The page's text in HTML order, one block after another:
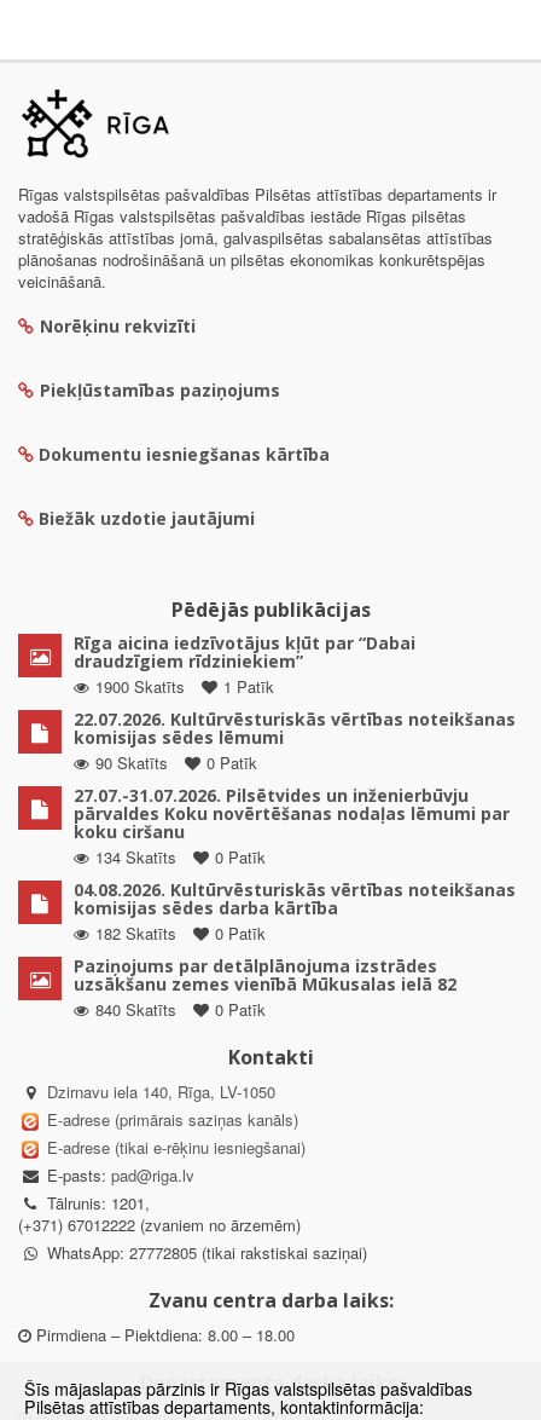
Rīgas valstspilsētas pašvaldības Pilsētas attīstības departaments ir
vadošā Rīgas valstspilsētas pašvaldības iestāde Rīgas pilsētas
stratēģiskās attīstības jomā, galvaspilsētas sabalansētas attīstības
plānošanas nodrošināšanā un pilsētas ekonomikas konkurētspējas
veicināšanā.
Norēķinu rekvizīti
Piekļūstamības paziņojums
Dokumentu iesniegšanas kārtība
Biežāk uzdotie jautājumi
Pēdējās publikācijas
Rīga aicina iedzīvotājus kļūt par “Dabai
draudzīgiem rīdziniekiem”
1900 Skatīts
1 Patīk
22.07.2026. Kultūrvēsturiskās vērtības noteikšanas
komisijas sēdes lēmumi
90 Skatīts
0 Patīk
27.07.-31.07.2026. Pilsētvides un inženierbūvju
pārvaldes Koku novērtēšanas nodaļas lēmumi par
koku ciršanu
134 Skatīts
0 Patīk
04.08.2026. Kultūrvēsturiskās vērtības noteikšanas
komisijas sēdes darba kārtība
182 Skatīts
0 Patīk
Paziņojums par detālplānojuma izstrādes
uzsākšanu zemes vienībā Mūkusalas ielā 82
840 Skatīts
0 Patīk
Kontakti
Dzirnavu iela 140, Rīga, LV-1050
E-adrese (primārais saziņas kanāls)
E-adrese (tikai e-rēķinu iesniegšanai)
E-pasts: pad@riga.lv
Tālrunis: 1201,
(+371) 67012222 (zvaniem no ārzemēm)
WhatsApp: 27772805 (tikai rakstiskai saziņai)
Zvanu centra darba laiks:
Pirmdiena – Piektdiena: 8.00 – 18.00
Departamenta darba laiks:
Šīs mājaslapas pārzinis ir Rīgas valstspilsētas pašvaldības
Pilsētas attīstības departaments, kontaktinformācija: